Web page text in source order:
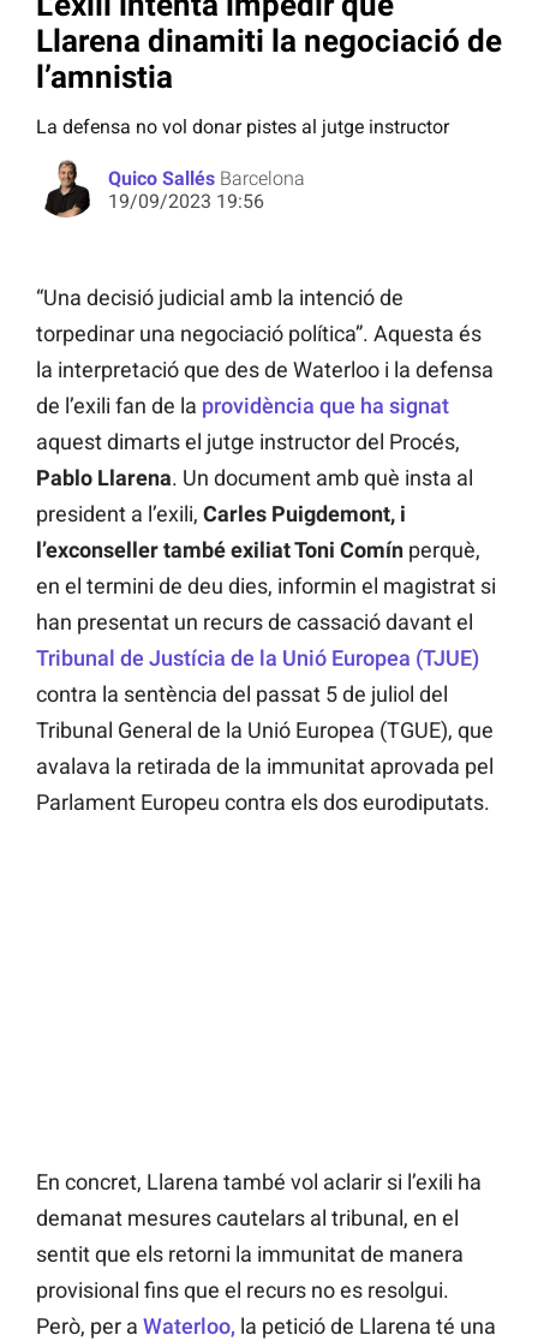
Llarena dinamiti la negociació de
l’amnistia
La defensa no vol donar pistes al jutge instructor
Quico Sallés Barcelona
19/09/2023 19:56
“Una decisió judicial amb la intenció de
torpedinar una negociació política”. Aquesta és
la interpretació que des de Waterloo i la defensa
de l’exili fan de la providència que ha signat
aquest dimarts el jutge instructor del Procés,
Pablo Llarena. Un document amb què insta al
president a l’exili, Carles Puigdemont, i
l’exconseller també exiliat Toni Comín perquè,
en el termini de deu dies, informin el magistrat si
han presentat un recurs de cassació davant el
Tribunal de Justícia de la Unió Europea (TJUE)
contra la sentència del passat 5 de juliol del
Tribunal General de la Unió Europea (TGUE), que
avalava la retirada de la immunitat aprovada pel
Parlament Europeu contra els dos eurodiputats.
En concret, Llarena també vol aclarir si l’exili ha
demanat mesures cautelars al tribunal, en el
sentit que els retorni la immunitat de manera
provisional fins que el recurs no es resolgui.
Però, per a Waterloo, la petició de Llarena té una